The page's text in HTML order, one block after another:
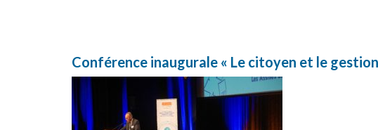
Conférence inaugurale « Le citoyen et le